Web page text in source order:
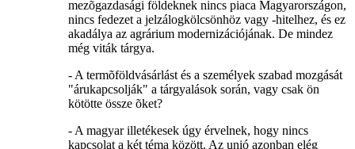
mezõgazdasági földeknek nincs piaca Magyarországon,
nincs fedezet a jelzálogkölcsönhöz vagy -hitelhez, és ez
akadálya az agrárium modernizációjának. De mindez
még viták tárgya.
- A termõföldvásárlást és a személyek szabad mozgását
"árukapcsolják" a tárgyalások során, vagy csak ön
kötötte össze õket?
- A magyar illetékesek úgy érvelnek, hogy nincs
kapcsolat a két téma között. Az unió azonban elég